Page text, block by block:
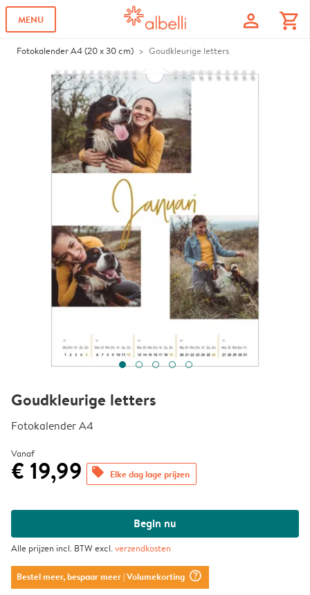
MENU profile shopping_cart
Fotokalender A4 (20 x 30 cm) Goudkleurige letters
Goudkleurige letters
Fotokalender A4
Vanaf
€ 19,99 offers Elke dag lage prijzen
Begin nu
Alle prijzen incl. BTW excl.verzendkosten
Bestel meer, bespaar meer| Volumekorting question_mark_circle